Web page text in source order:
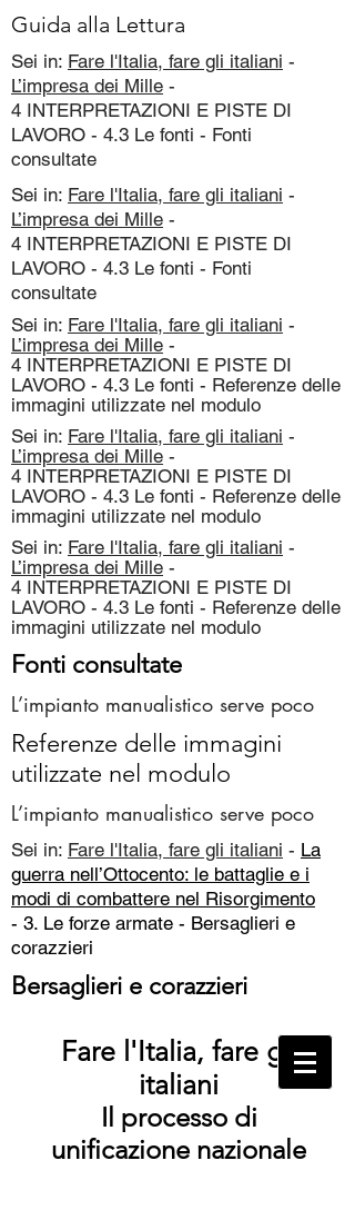
Guida alla Lettura
Sei in: Fare l'Italia, fare gli italiani -
L’impresa dei Mille -
4 INTERPRETAZIONI E PISTE DI
LAVORO - 4.3 Le fonti - Fonti
consultate
Sei in: Fare l'Italia, fare gli italiani -
L’impresa dei Mille -
4 INTERPRETAZIONI E PISTE DI
LAVORO - 4.3 Le fonti - Fonti
consultate
Sei in: Fare l'Italia, fare gli italiani -
L’impresa dei Mille -
4 INTERPRETAZIONI E PISTE DI
LAVORO - 4.3 Le fonti - Referenze delle
immagini utilizzate nel modulo
Sei in: Fare l'Italia, fare gli italiani -
L’impresa dei Mille -
4 INTERPRETAZIONI E PISTE DI
LAVORO - 4.3 Le fonti - Referenze delle
immagini utilizzate nel modulo
Sei in: Fare l'Italia, fare gli italiani -
L’impresa dei Mille -
4 INTERPRETAZIONI E PISTE DI
LAVORO - 4.3 Le fonti - Referenze delle
immagini utilizzate nel modulo
Fonti consultate
L’impianto manualistico serve poco
Referenze delle immagini
utilizzate nel modulo
L’impianto manualistico serve poco
Sei in: Fare l'Italia, fare gli italiani - La
guerra nell’Ottocento: le battaglie e i
modi di combattere nel Risorgimento
- 3. Le forze armate - Bersaglieri e
corazzieri
Bersaglieri e corazzieri
Fare l'Italia, fare gli
italiani
Il processo di
unificazione nazionale